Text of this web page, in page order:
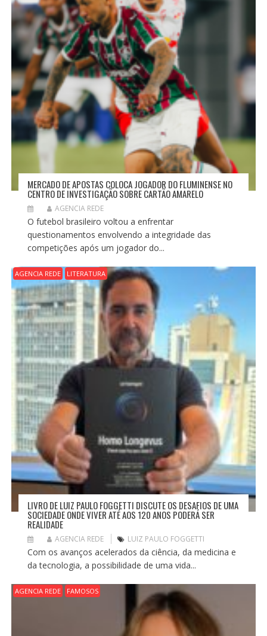
T
MERCADO DE APOSTAS COLOCA JOGADOR DO FLUMINENSE NO
CENTRO DE INVESTIGAÇÃO SOBRE CARTÃO AMARELO
AGENCIA REDE
O futebol brasileiro voltou a enfrentar
questionamentos envolvendo a integridade das
competições após um jogador do...
AGENCIA REDE LITERATURA
LIVRO DE LUIZ PAULO FOGGETTI DISCUTE OS DESAFIOS DE UMA
SOCIEDADE ONDE VIVER ATÉ AOS 120 ANOS PODERÁ SER
REALIDADE
AGENCIA REDE LUIZ PAULO FOGGETTI
Com os avanços acelerados da ciência, da medicina e
da tecnologia, a possibilidade de uma vida...
AGENCIA REDE FAMOSOS